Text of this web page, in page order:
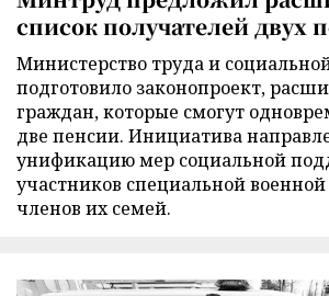
список получателей двух
Министерство труда и
подготовило законопроект,
граждан, которые смогут
две пенсии. Инициатива
унификацию мер социальной
участников специальной
членов их семей.